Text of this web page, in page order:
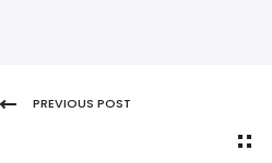
PREVIOUS POST